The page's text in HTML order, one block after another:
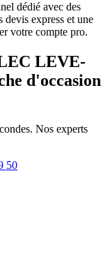
dédié avec des
devis express et une
votre compte pro.
LEVE-
d'occasion
Nos experts
50